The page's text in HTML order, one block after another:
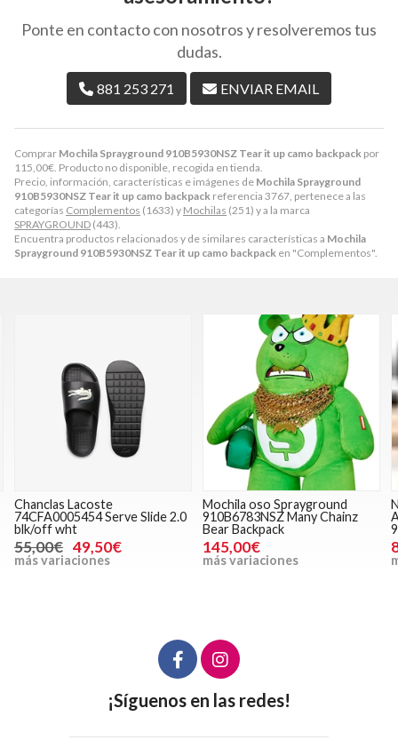
Comprar Mochila Sprayground 910B5930NSZ Tear it up camo backpack por
115,00€ . Producto no disponible, recogida en tienda.
Precio, información, características e imágenes de Mochila Sprayground
910B5930NSZ Tear it up camo backpack referencia 3767, pertenece a las
categorías Complementos (1633) y Mochilas (251) y a la marca
SPRAYGROUND (443).
Encuentra productos relacionados y de similares características a Mochila
Sprayground 910B5930NSZ Tear it up camo backpack en "Complementos".
Ponte en contacto con nosotros y resolveremos tus
dudas.
881 253 271 ENVIAR EMAIL
Chanclas Lacoste
74CFA0005454 Serve Slide 2.0
blk/off wht
55,00€ 49,50€
más variaciones
Mochila oso Sprayground
910B6783NSZ Many Chainz
Bear Backpack
145,00€
más variaciones
¡Síguenos en las redes!